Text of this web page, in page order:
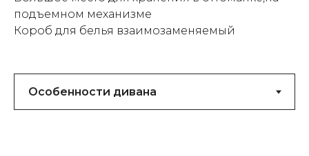
подъемном механизме
Короб для белья взаимозаменяемый